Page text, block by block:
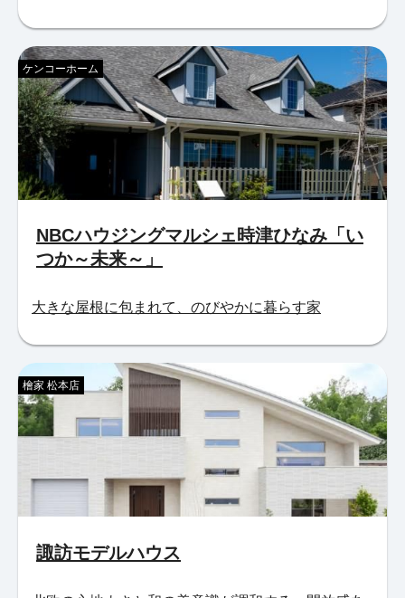
NBCハウジングマルシェ時津ひなみ「い
つか～未来～」
ケンコーホーム
大きな屋根に包まれて、のびやかに暮らす家
諏訪モデルハウス
檜家 松本店